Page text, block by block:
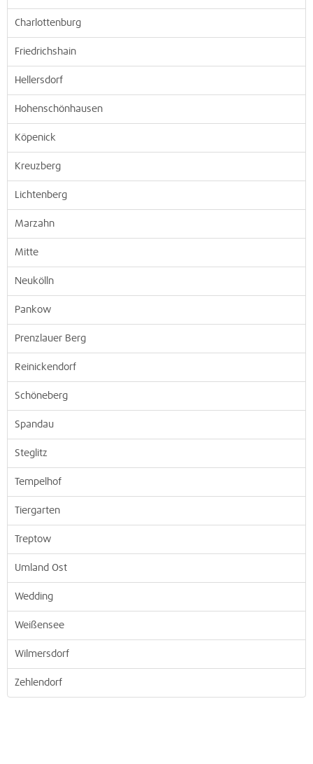
Charlottenburg
Friedrichshain
Hellersdorf
Hohenschönhausen
Köpenick
Kreuzberg
Lichtenberg
Marzahn
Mitte
Neukölln
Pankow
Prenzlauer Berg
Reinickendorf
Schöneberg
Spandau
Steglitz
Tempelhof
Tiergarten
Treptow
Umland Ost
Wedding
Weißensee
Wilmersdorf
Zehlendorf